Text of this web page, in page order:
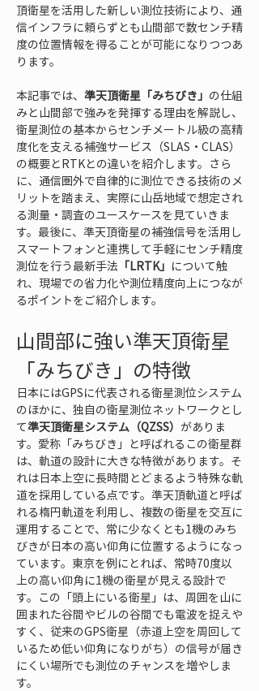
頂衛星を活用した新しい測位技術により、通
信インフラに頼らずとも山間部で数センチ精
度の位置情報を得ることが可能になりつつあ
ります。
本記事では、 準天頂衛星「みちびき」 の仕組
みと山間部で強みを発揮する理由を解説し、
衛星測位の基本からセンチメートル級の高精
度化を支える補強サービス（SLAS・CLAS）
の概要とRTKとの違いを紹介します。さら
に、通信圏外で自律的に測位できる技術のメ
リットを踏まえ、実際に山岳地域で想定され
る測量・調査のユースケースを見ていきま
す。最後に、準天頂衛星の補強信号を活用し
スマートフォンと連携して手軽にセンチ精度
測位を行う最新手法 「LRTK」 について触
れ、現場での省力化や測位精度向上につなが
るポイントをご紹介します。
山間部に強い準天頂衛星
「みちびき」の特徴
日本にはGPSに代表される衛星測位システム
のほかに、独自の衛星測位ネットワークとし
て準天頂衛星システム（QZSS） がありま
す。愛称「みちびき」と呼ばれるこの衛星群
は、軌道の設計に大きな特徴があります。そ
れは日本上空に長時間とどまるよう特殊な軌
道を採用している点です。準天頂軌道と呼ば
れる楕円軌道を利用し、複数の衛星を交互に
運用することで、常に少なくとも1機のみち
びきが日本の高い仰角に位置するようになっ
ています。東京を例にとれば、常時70度以
上の高い仰角に1機の衛星が見える設計で
す。この「頭上にいる衛星」は、周囲を山に
囲まれた谷間やビルの谷間でも電波を捉えや
すく、従来のGPS衛星（赤道上空を周回して
いるため低い仰角になりがち）の信号が届き
にくい場所でも測位のチャンスを増やしま
す。